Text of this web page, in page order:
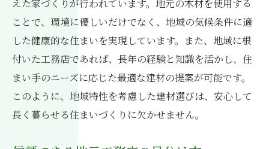
未来を見据えた家づくりのビジョン
家族の変化に対応する住まいづくり
いわき市ならではの長持ちする住宅の条件
えた家づくりが行われています。地元の木材を使用する
ことで、環境に優しいだけでなく、地域の気候条件に適
した健康的な住まいを実現しています。また、地域に根
付いた工務店であれば、長年の経験と知識を活かし、住
まい手のニーズに応じた最適な建材の提案が可能です。
このように、地域特性を考慮した建材選びは、安心して
長く暮らせる住まいづくりに欠かせません。